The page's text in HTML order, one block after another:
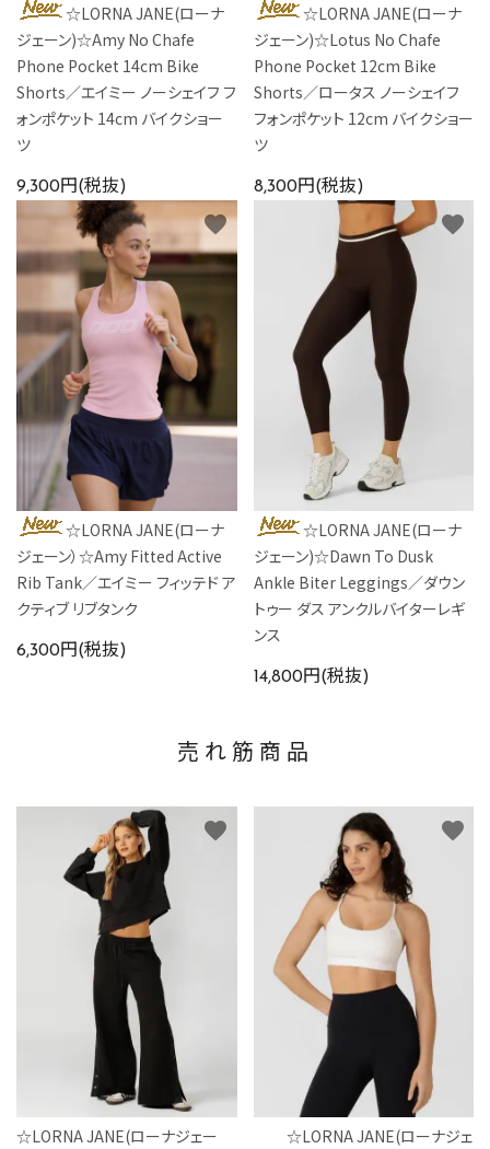
☆LORNA JANE(ローナ
ジェーン)☆Amy No Chafe
Phone Pocket 14cm Bike
Shorts／エイミー ノーシェイフ フ
ォンポケット 14cm バイクショー
ツ
9,300円(税抜)
☆LORNA JANE(ローナ
ジェーン)☆Lotus No Chafe
Phone Pocket 12cm Bike
Shorts／ロータス ノーシェイフ
フォンポケット 12cm バイクショー
ツ
8,300円(税抜)
☆LORNA JANE(ローナ
ジェーン）☆Amy Fitted Active
Rib Tank／エイミー フィッテド ア
クティブ リブタンク
6,300円(税抜)
favorite
☆LORNA JANE(ローナ
ジェーン)☆Dawn To Dusk
Ankle Biter Leggings／ダウン
トゥー ダス アンクルバイターレギ
ンス
14,800円(税抜)
favorite
売れ筋商品
☆LORNA JANE(ローナジェー
favorite
☆LORNA JANE(ローナジェ
favorite